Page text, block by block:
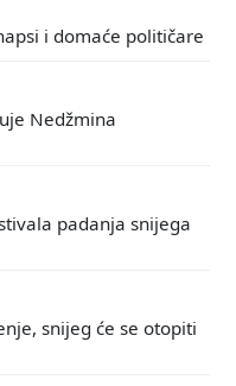
i domaće političare
Nedžmina
padanja snijega
snijeg će se otopiti